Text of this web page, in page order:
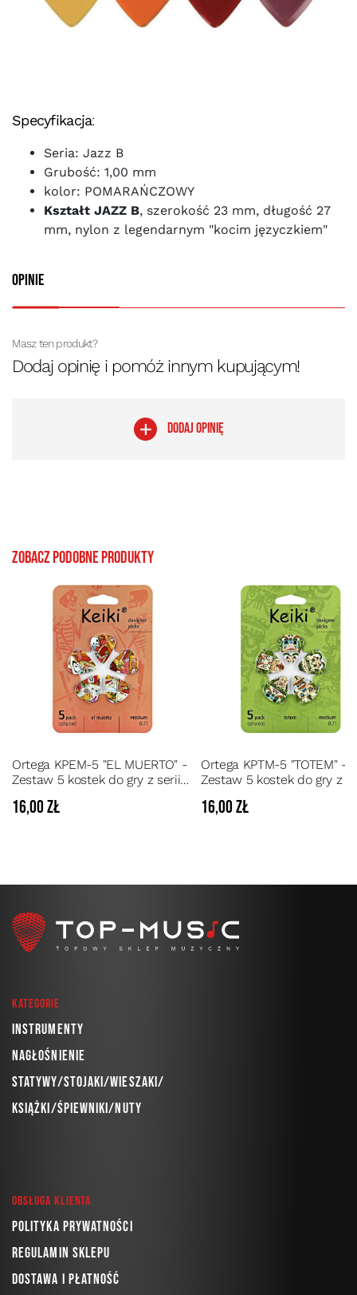
Opinie
Masz ten produkt?
Dodaj opinię i pomóż innym kupującym!
DODAJ OPINIĘ
Specyfikacja:
Seria: Jazz B
Grubość: 1,00 mm
kolor: POMARAŃCZOWY
Kształt JAZZ B, szerokość 23 mm, długość 27
mm, nylon z legendarnym "kocim języczkiem"
Zobacz podobne produkty
Ortega KPEM-5 "EL MUERTO" -
Zestaw 5 kostek do gry z serii
16,00 zł
Ortega KPTM-5 "TOTEM" -
Zestaw 5 kostek do gry z
16,00 zł
Kategorie
Instrumenty
Nagłośnienie
Statywy/Stojaki/Wieszaki/
Książki/Śpiewniki/Nuty
Obsługa klienta
Polityka prywatności
Regulamin sklepu
Dostawa i płatność